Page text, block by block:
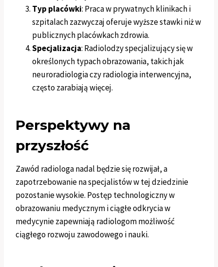
Typ placówki: Praca w prywatnych klinikach i
szpitalach zazwyczaj oferuje wyższe stawki niż w
publicznych placówkach zdrowia.
Specjalizacja: Radiolodzy specjalizujący się w
określonych typach obrazowania, takich jak
neuroradiologia czy radiologia interwencyjna,
często zarabiają więcej.
Perspektywy na
przyszłość
Zawód radiologa nadal będzie się rozwijał, a
zapotrzebowanie na specjalistów w tej dziedzinie
pozostanie wysokie. Postęp technologiczny w
obrazowaniu medycznym i ciągłe odkrycia w
medycynie zapewniają radiologom możliwość
ciągłego rozwoju zawodowego i nauki.